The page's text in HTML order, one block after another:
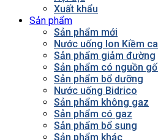
Xuất khẩu
Sản phẩm
Sản phẩm mới
Nước uống Ion Kiềm
Sản phẩm giảm đường
Sản phẩm có nguồn
Sản phẩm bổ dưỡng
Nước uống Bidrico
Sản phẩm không gaz
Sản phẩm có gaz
Sản phẩm bổ sung
Sản phẩm khác